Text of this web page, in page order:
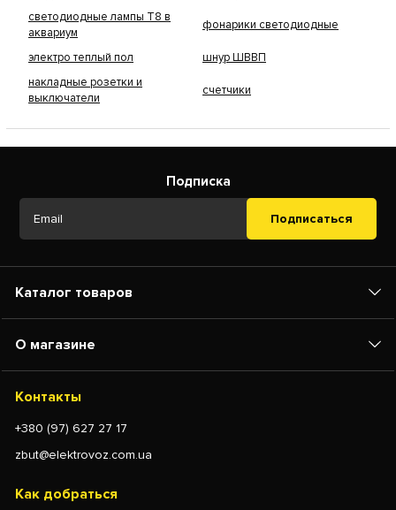
светодиодные лампы Т8 в
аквариум
фонарики светодиодные
электро теплый пол
шнур ШВВП
накладные розетки и
выключатели
счетчики
Подписка
Подписаться
Каталог товаров
О магазине
Контакты
+380 (97) 627 27 17
zbut@elektrovoz.com.ua
Как добраться